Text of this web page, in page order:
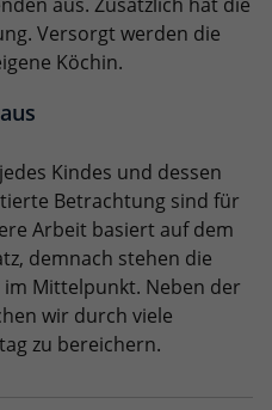
Versorgt werden die
Köchin.
Kindes und dessen
Betrachtung sind für
Arbeit basiert auf dem
demnach stehen die
Mittelpunkt. Neben der
wir durch viele
zu bereichern.
identifiziert die Besucher
den DoubleClick des
zu vereinfachen.